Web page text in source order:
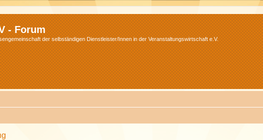
- Forum
der selbständigen Dienstleister/Innen in der Veranstaltungswirtschaft e.V.